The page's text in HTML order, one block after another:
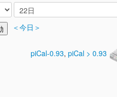
＜今日＞
piCal-0.93, piCal > 0.93